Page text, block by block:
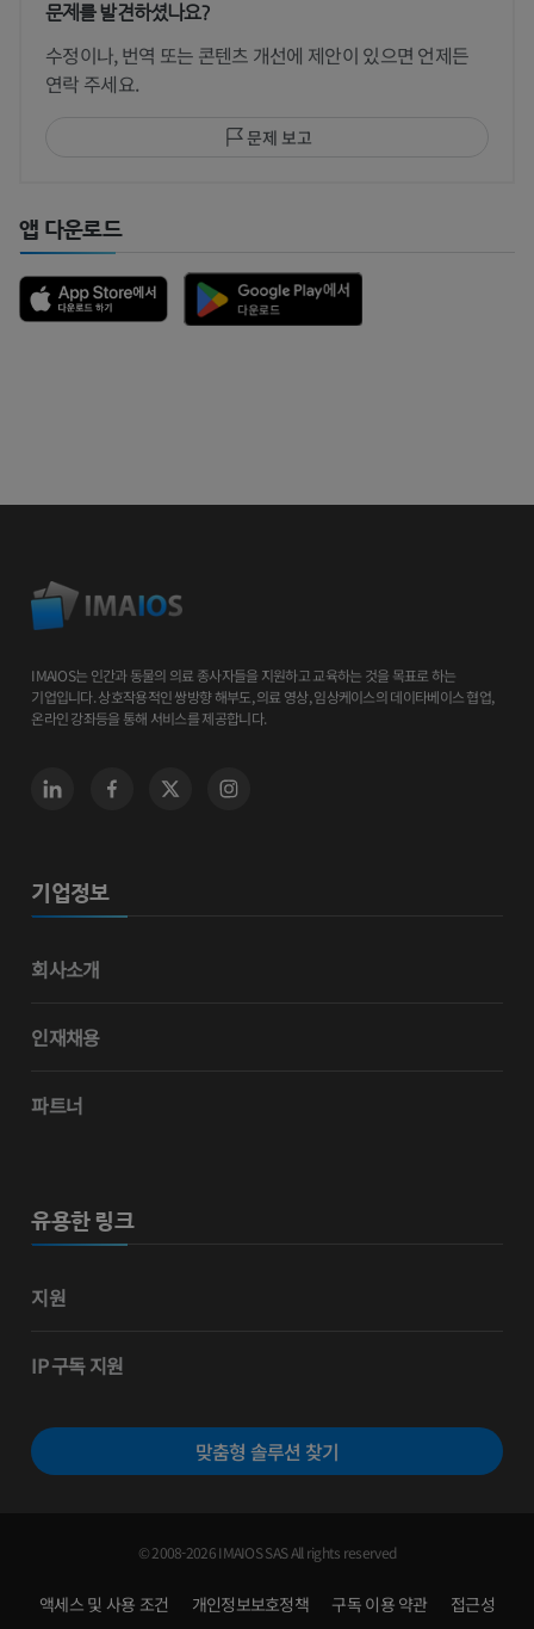
문제를 발견하셨나요?
수정이나, 번역 또는 콘텐츠 개선에 제안이 있으면 언제든
연락 주세요.
문제 보고
앱 다운로드
IMAIOS는 인간과 동물의 의료 종사자들을 지원하고 교육하는 것을 목표로 하는
기업입니다. 상호작용적인 쌍방향 해부도, 의료 영상, 임상케이스의 데이타베이스 협업,
온라인 강좌등을 통해 서비스를 제공합니다.
기업정보
회사소개
인재채용
파트너
유용한 링크
지원
IP 구독 지원
맞춤형 솔루션 찾기
© 2008-2026 IMAIOS SAS All rights reserved
액세스 및 사용 조건 개인정보보호정책 구독 이용 약관 접근성